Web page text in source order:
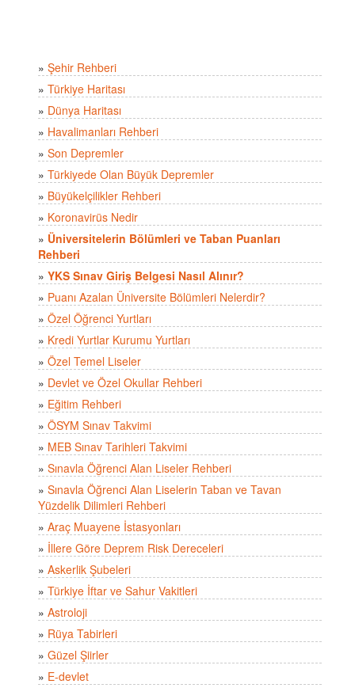
» Şehir Rehberi
» Türkiye Haritası
» Dünya Haritası
» Havalimanları Rehberi
» Son Depremler
» Türkiyede Olan Büyük Depremler
» Büyükelçilikler Rehberi
» Koronavirüs Nedir
» Üniversitelerin Bölümleri ve Taban Puanları
Rehberi
» YKS Sınav Giriş Belgesi Nasıl Alınır?
» Puanı Azalan Üniversite Bölümleri Nelerdir?
» Özel Öğrenci Yurtları
» Kredi Yurtlar Kurumu Yurtları
» Özel Temel Liseler
» Devlet ve Özel Okullar Rehberi
» Eğitim Rehberi
» ÖSYM Sınav Takvimi
» MEB Sınav Tarihleri Takvimi
» Sınavla Öğrenci Alan Liseler Rehberi
» Sınavla Öğrenci Alan Liselerin Taban ve Tavan
Yüzdelik Dilimleri Rehberi
» Araç Muayene İstasyonları
» İllere Göre Deprem Risk Dereceleri
» Askerlik Şubeleri
» Türkiye İftar ve Sahur Vakitleri
» Astroloji
» Rüya Tabirleri
» Güzel Şiirler
» E-devlet